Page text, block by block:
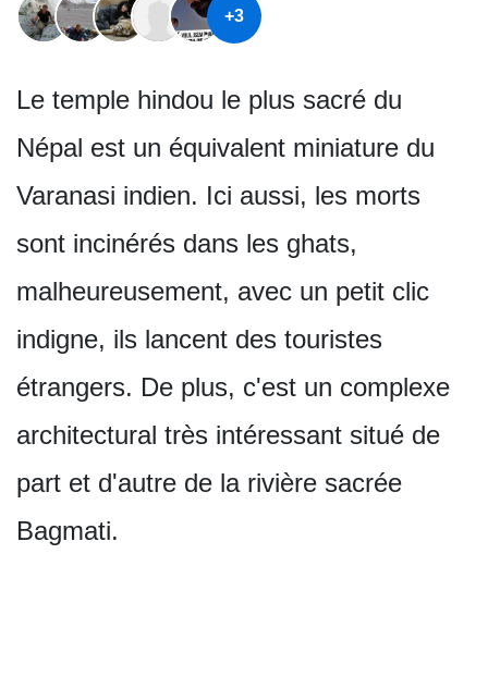
+3
Le temple hindou le plus sacré du
Népal est un équivalent miniature du
Varanasi indien. Ici aussi, les morts
sont incinérés dans les ghats,
malheureusement, avec un petit clic
indigne, ils lancent des touristes
étrangers. De plus, c'est un complexe
architectural très intéressant situé de
part et d'autre de la rivière sacrée
Bagmati.